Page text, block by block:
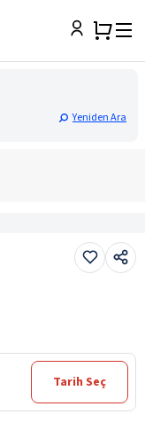
Yeniden Ara
Tarih Seç